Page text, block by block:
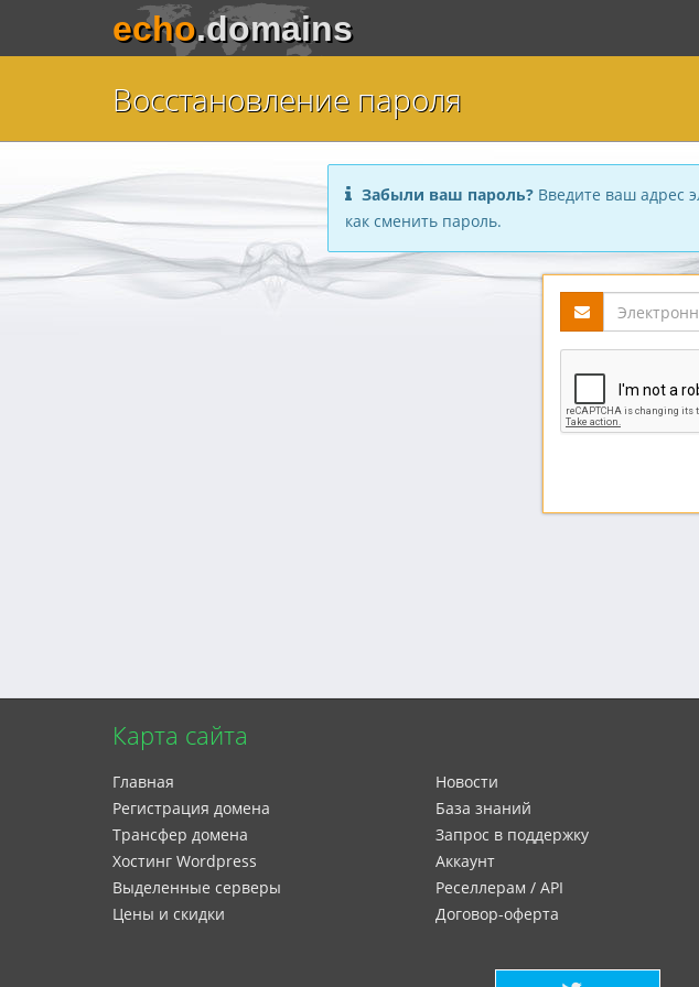
echo.domains
Восстановление пароля
Забыли ваш пароль? Введите ваш адрес
как сменить пароль.
Карта сайта
Главная
Регистрация домена
Трансфер домена
Xостинг Wordpress
Выделенные серверы
Цены и скидки
Новости
База знаний
Запрос в поддержку
Аккаунт
Реселлерам / API
Договор-оферта